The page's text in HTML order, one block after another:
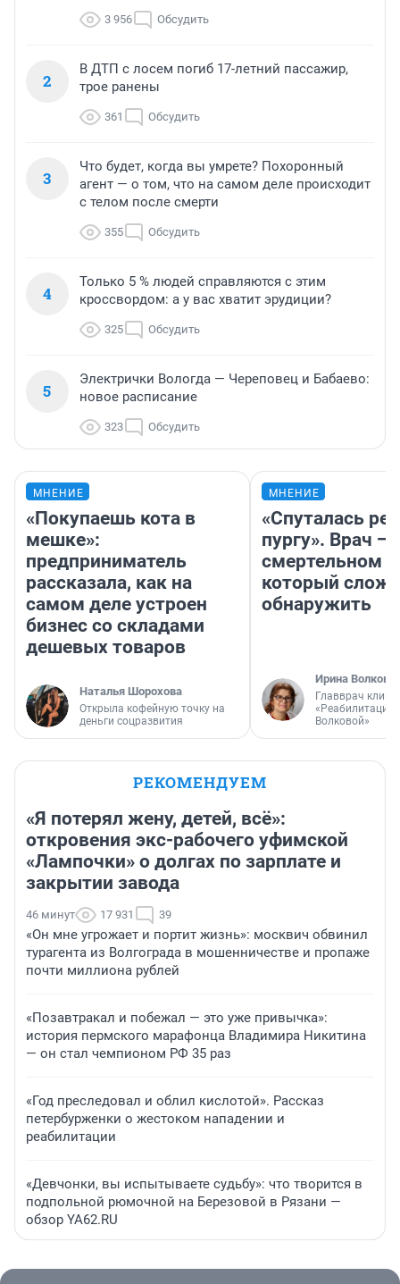
3 956 Обсудить
2
В ДТП с лосем погиб 17-летний пассажир,
трое ранены
361 Обсудить
3
Что будет, когда вы умрете? Похоронный
агент — о том, что на самом деле происходит
с телом после смерти
355 Обсудить
4
Только 5 % людей справляются с этим
кроссвордом: а у вас хватит эрудиции?
325 Обсудить
5
Электрички Вологда — Череповец и Бабаево:
новое расписание
323 Обсудить
МНЕНИЕ
«Покупаешь кота в
мешке»:
предприниматель
рассказала, как на
самом деле устроен
бизнес со складами
дешевых товаров
Наталья Шорохова
Открыла кофейную точку на
деньги соцразвития
МНЕНИЕ
«Спуталась
пургу». Врач —
смертельном
который
обнаружить
Ирина Волкова
Главврач
«Реабилитация
Волковой»
РЕКОМЕНДУЕМ
«Я потерял жену, детей, всё»:
откровения экс-рабочего уфимской
«Лампочки» о долгах по зарплате и
закрытии завода
46 минут 17 931 39
«Он мне угрожает и портит жизнь»: москвич обвинил
турагента из Волгограда в мошенничестве и пропаже
почти миллиона рублей
«Позавтракал и побежал — это уже привычка»:
история пермского марафонца Владимира Никитина
— он стал чемпионом РФ 35 раз
«Год преследовал и облил кислотой». Рассказ
петербурженки о жестоком нападении и
реабилитации
«Девчонки, вы испытываете судьбу»: что творится в
подпольной рюмочной на Березовой в Рязани —
обзор YA62.RU